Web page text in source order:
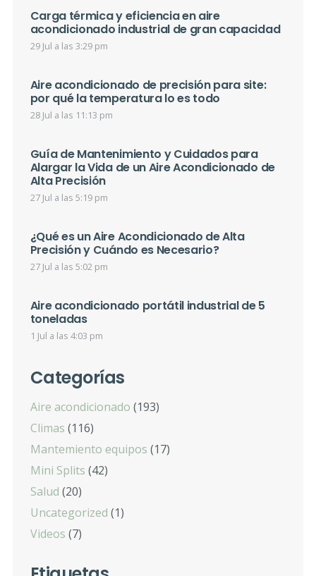
Carga térmica y eficiencia en aire
acondicionado industrial de gran capacidad
29 Jul a las 3:29 pm
Aire acondicionado de precisión para site:
por qué la temperatura lo es todo
28 Jul a las 11:13 pm
Guía de Mantenimiento y Cuidados para
Alargar la Vida de un Aire Acondicionado de
Alta Precisión
27 Jul a las 5:19 pm
¿Qué es un Aire Acondicionado de Alta
Precisión y Cuándo es Necesario?
27 Jul a las 5:02 pm
Aire acondicionado portátil industrial de 5
toneladas
1 Jul a las 4:03 pm
Categorías
Aire acondicionado (193)
Climas (116)
Mantemiento equipos (17)
Mini Splits (42)
Salud (20)
Uncategorized (1)
Videos (7)